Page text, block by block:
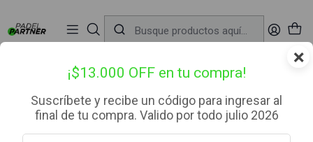
×
¡$13.000 OFF en tu compra!
Suscríbete y recibe un código para ingresar al
final de tu compra. Valido por todo julio 2026
📦 Envío Gratis desde $99.990 — Entrega en RM el mismo día🔥Compra
antes de las 12:00 hrs (día hábil) y recibe hoy mismo.
2026